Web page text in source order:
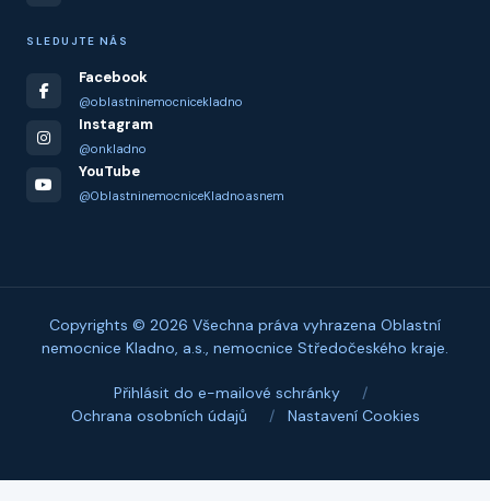
SLEDUJTE NÁS
Facebook
@oblastninemocnicekladno
Instagram
@onkladno
YouTube
@OblastninemocniceKladnoasnem
Copyrights © 2026 Všechna práva vyhrazena Oblastní
nemocnice Kladno, a.s., nemocnice Středočeského kraje.
Přihlásit do e-mailové schránky
/
Ochrana osobních údajů
/ Nastavení Cookies